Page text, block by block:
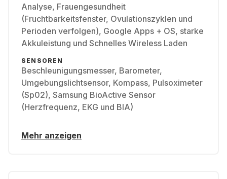
Analyse, Frauengesundheit
(Fruchtbarkeitsfenster, Ovulationszyklen und
Perioden verfolgen), Google Apps + OS, starke
Akkuleistung und Schnelles Wireless Laden
SENSOREN
Beschleunigungsmesser, Barometer,
Umgebungslichtsensor, Kompass, Pulsoximeter
(Sp02), Samsung BioActive Sensor
(Herzfrequenz, EKG und BIA)
Mehr anzeigen